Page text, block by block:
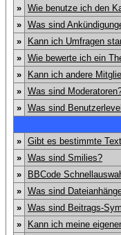
» Wie benutze ich den
» Was sind
»
Kann ich Umfragen
» Wie bewerte ich ein
»
Kann ich andere
» Was sind
» Was sind
» Gibt es bestimmte
» Was sind Smilies?
»
BBCode
» Was sind
» Was sind Beitrags-
»
Kann ich meine